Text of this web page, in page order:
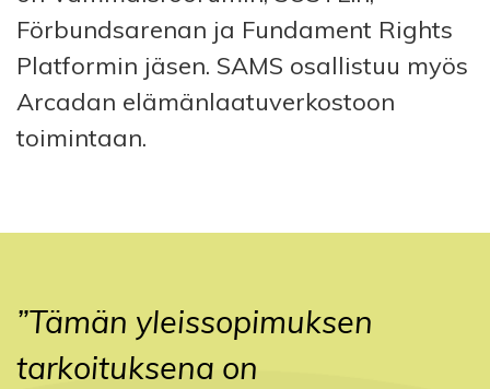
Förbundsarenan ja Fundament Rights
Platformin jäsen. SAMS osallistuu myös
Arcadan elämänlaatuverkostoon
toimintaan.
”Tämän yleissopimuksen
tarkoituksena on